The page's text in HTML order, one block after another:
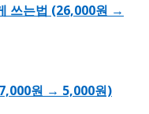
쓰는법 (26,000원 →
원 → 5,000원)